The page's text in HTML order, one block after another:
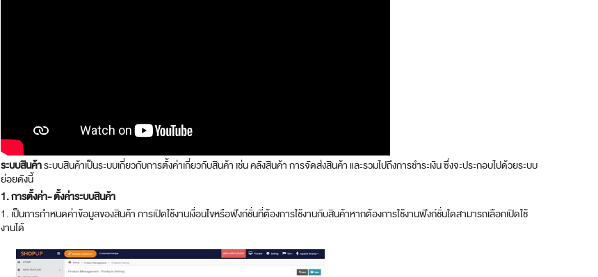
ระบบสินค้าระบบสินค้าเป็นระบบเกี่ยวกับการตั้งค่าเกี่ยวกับสินค้า เช่น คลังสินค้า การจัดส่งสินค้า และรวมไปถึงการชำระเงิน ซึ่งจะประกอบไปด้วยระบบ
ย่อยดังนี้
1. การตั้งค่า- ตั้งค่าระบบสินค้า
1. เป็นการกำหนดค่าข้อมูลของสินค้า การเปิดใช้งานเงื่อนไขหรือฟังก์ชั่นที่ต้องการใช้งานกับสินค้าหากต้องการใช้งานฟังก์ชั่นใดสามารถเลือกเปิดใช้
งานได้